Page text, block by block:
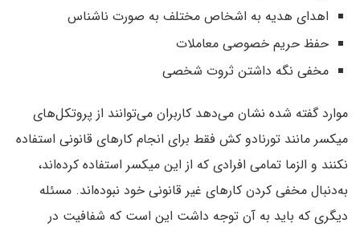
اهدای هدیه به اشخاص مختلف به صورت ناشناس
حفظ حریم خصوصی معاملات
مخفی نگه داشتن ثروت شخصی
موارد گفته شده نشان می‌دهد کاربران می‌توانند از پروتکل‌های
میکسر مانند تورنادو کش فقط برای انجام کارهای قانونی استفاده
نکنند و الزما تمامی افرادی که از این میکسر استفاده کرده‌اند،
به‌دنبال مخفی کردن کارهای غیر قانونی خود نبوده‌اند. مسئله
دیگری که باید به آن توجه داشت این است که شفافیت در